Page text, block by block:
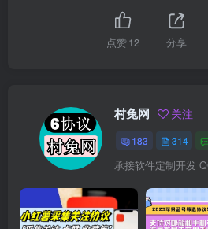
点赞12 分享
村兔网 关注
183 314
承接软件定制开发